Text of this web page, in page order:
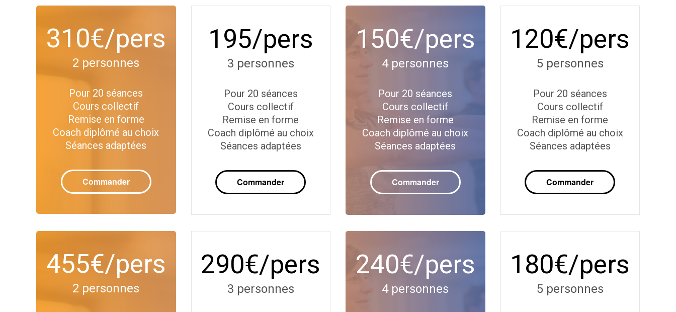
310€/pers
2 personnes
Pour 20 séances
Cours collectif
Remise en forme
Coach diplômé au choix
Séances adaptées
Commander
195/pers
3 personnes
Pour 20 séances
Cours collectif
Remise en forme
Coach diplômé au choix
Séances adaptées
Commander
150€/pers
4 personnes
Pour 20 séances
Cours collectif
Remise en forme
Coach diplômé au choix
Séances adaptées
Commander
120€/pers
5 personnes
Pour 20 séances
Cours collectif
Remise en forme
Coach diplômé au choix
Séances adaptées
Commander
455€/pers
2 personnes
290€/pers
3 personnes
240€/pers
4 personnes
180€/pers
5 personnes